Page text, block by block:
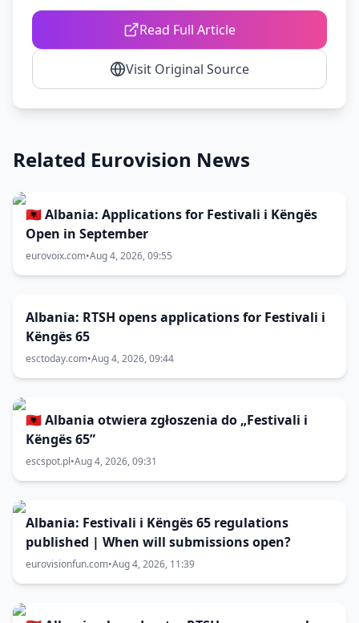
Read Full Article
Visit Original Source
Related Eurovision News
🇦🇱 Albania: Applications for Festivali i Këngës
Open in September
eurovoix.com•Aug 4, 2026, 09:55
Albania: RTSH opens applications for Festivali i
Këngës 65
esctoday.com•Aug 4, 2026, 09:44
🇦🇱 Albania otwiera zgłoszenia do „Festivali i
Këngës 65”
escspot.pl•Aug 4, 2026, 09:31
Albania: Festivali i Këngës 65 regulations
published | When will submissions open?
eurovisionfun.com•Aug 4, 2026, 11:39